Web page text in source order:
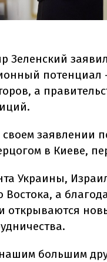
Зеленский
потенциал
а
заявлении
в Киеве,
Украины,
Востока, а
открываются
большим